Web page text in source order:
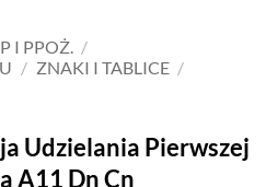
I PPOŻ. /
/ ZNAKI I TABLICE /
Udzielania Pierwszej
A11 Dn Cn